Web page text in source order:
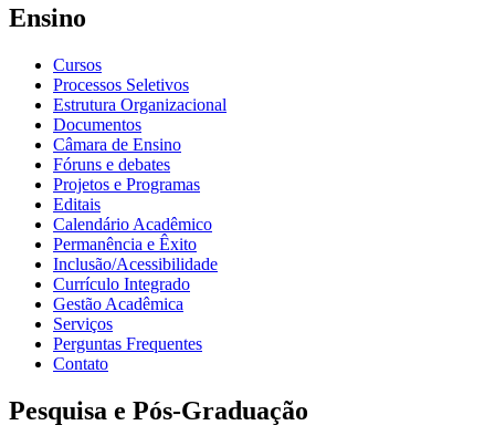
Ensino
Cursos
Processos Seletivos
Estrutura Organizacional
Documentos
Câmara de Ensino
Fóruns e debates
Projetos e Programas
Editais
Calendário Acadêmico
Permanência e Êxito
Inclusão/Acessibilidade
Currículo Integrado
Gestão Acadêmica
Serviços
Perguntas Frequentes
Contato
Pesquisa e Pós-Graduação